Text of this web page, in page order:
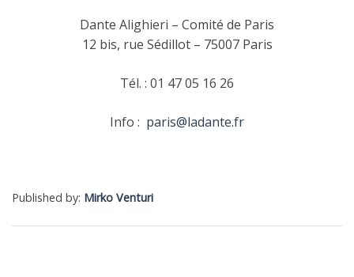
Dante Alighieri – Comité de Paris
12 bis, rue Sédillot – 75007 Paris
Tél. : 01 47 05 16 26
Info : paris@ladante.fr
Published by: Mirko Venturi